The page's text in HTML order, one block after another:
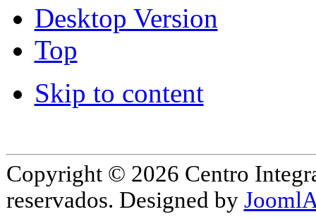
Desktop Version
Top
Skip to content
Copyright © 2026 Centro
reservados. Designed by